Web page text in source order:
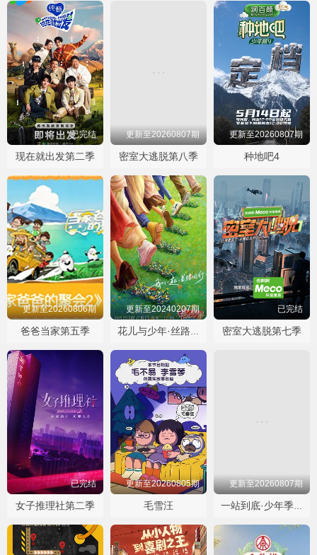
已完结
现在就出发第二季
更新至20260807期
密室大逃脱第八季
更新至20260807期
种地吧4
更新至20260806期
爸爸当家第五季
更新至20240207期
花儿与少年·丝路季
已完结
密室大逃脱第七季
已完结
女子推理社第二季
更新至20260805期
毛雪汪
更新至20260807期
一站到底·少年季第二季